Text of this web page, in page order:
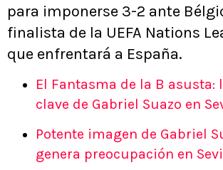
para imponerse 3-2 ante
finalista de la UEFA Nations
que enfrentará a España.
El Fantasma de la B asusta:
clave de Gabriel Suazo en
Potente imagen de Gabriel
genera preocupación en